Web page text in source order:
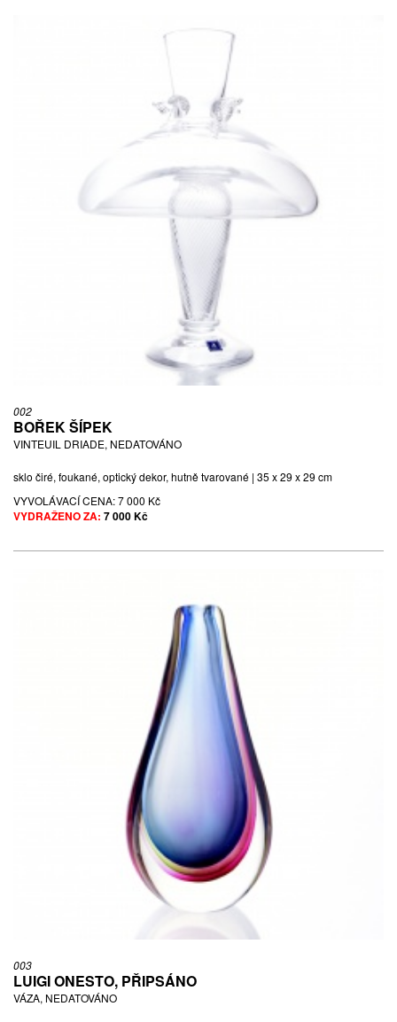
002
BOŘEK ŠÍPEK
VINTEUIL DRIADE, NEDATOVÁNO
sklo čiré, foukané, optický dekor, hutně tvarované | 35 x 29 x 29 cm
VYVOLÁVACÍ CENA:7 000 Kč
VYDRAŽENO ZA: 7 000 Kč
003
LUIGI ONESTO, PŘIPSÁNO
VÁZA, NEDATOVÁNO